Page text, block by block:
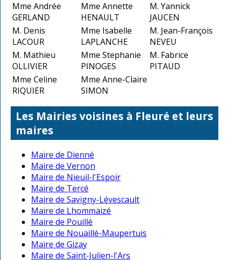
Mme Andrée
GERLAND
Mme Annette
HENAULT
M. Yannick
JAUCEN
M. Denis
LACOUR
Mme Isabelle
LAPLANCHE
M. Jean-François
NEVEU
M. Mathieu
OLLIVIER
Mme Stephanie
PINOGES
M. Fabrice
PITAUD
Mme Celine
RIQUIER
Mme Anne-Claire
SIMON
Les Mairies voisines à Fleuré et leurs
maires
Maire de Dienné
Maire de Vernon
Maire de Nieuil-l'Espoir
Maire de Tercé
Maire de Savigny-Lévescault
Maire de Lhommaizé
Maire de Pouillé
Maire de Nouaillé-Maupertuis
Maire de Gizay
Maire de Saint-Julien-l'Ars